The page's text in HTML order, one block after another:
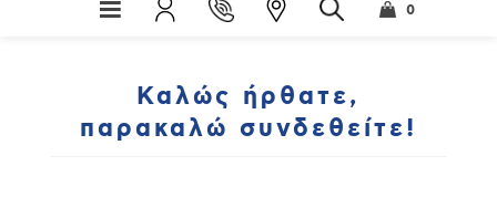
0
Καλώς ήρθατε,
παρακαλώ συνδεθείτε!